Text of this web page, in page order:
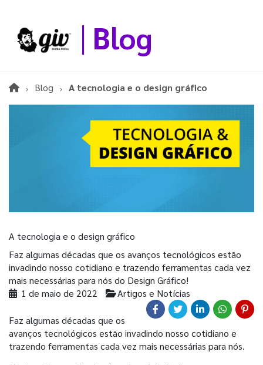
Blog
Blog A tecnologia e o design gráfico
A tecnologia e o design gráfico
Faz algumas décadas que os avanços tecnológicos estão
invadindo nosso cotidiano e trazendo ferramentas cada vez
mais necessárias para nós do Design Gráfico!
1 de maio de 2022
Artigos e Notícias
Faz algumas décadas que os
avanços tecnológicos estão invadindo nosso cotidiano e
trazendo ferramentas cada vez mais necessárias para nós.